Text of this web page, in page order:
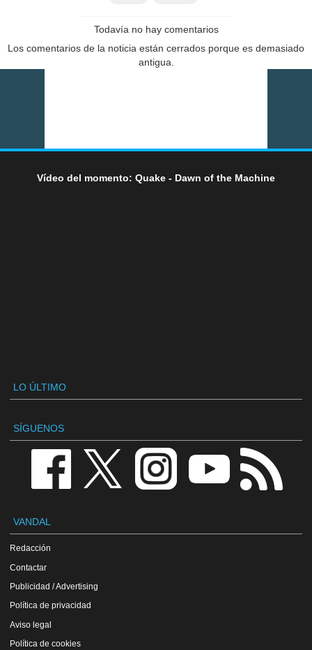
Todavía no hay comentarios
Los comentarios de la noticia están cerrados porque es demasiado
antigua.
Vídeo del momento: Quake - Dawn of the Machine
LO ÚLTIMO
SÍGUENOS
VANDAL
Redacción
Contactar
Publicidad / Advertising
Política de privacidad
Aviso legal
Política de cookies